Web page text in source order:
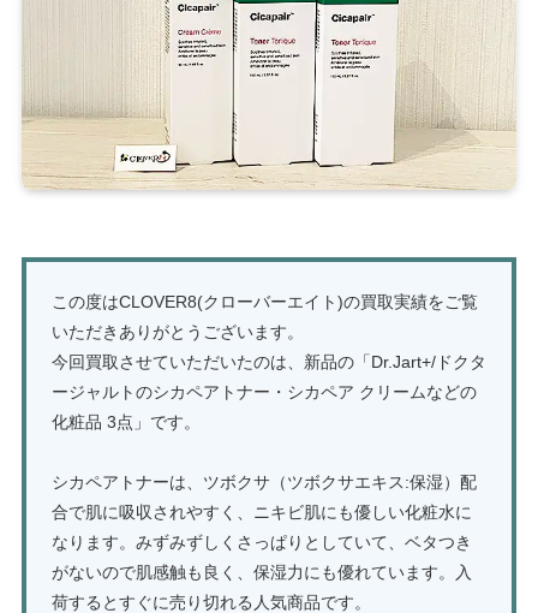
この度はCLOVER8(クローバーエイト)の買取実績をご覧
いただきありがとうございます。
今回買取させていただいたのは、新品の「Dr.Jart+/ドクタ
ージャルトのシカペアトナー・シカペア クリームなどの
化粧品 3点」です。
シカペアトナーは、ツボクサ（ツボクサエキス:保湿）配
合で肌に吸収されやすく、ニキビ肌にも優しい化粧水に
なります。みずみずしくさっぱりとしていて、ベタつき
がないので肌感触も良く、保湿力にも優れています。入
荷するとすぐに売り切れる人気商品です。